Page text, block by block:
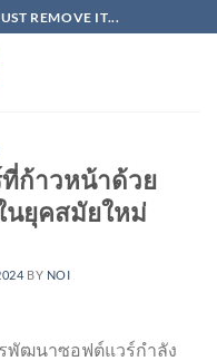
REMOVE IT...
ก้าวหน้าด้วย
นยุคสมัยใหม่
BY NOI
พัฒนาซอฟต์แวร์กำลัง